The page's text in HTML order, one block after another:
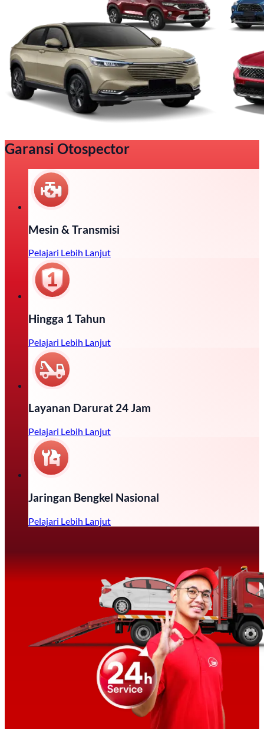
Garansi Otospector
Mesin & Transmisi
Pelajari Lebih Lanjut
Hingga 1 Tahun
Pelajari Lebih Lanjut
Layanan Darurat 24 Jam
Pelajari Lebih Lanjut
Jaringan Bengkel Nasional
Pelajari Lebih Lanjut